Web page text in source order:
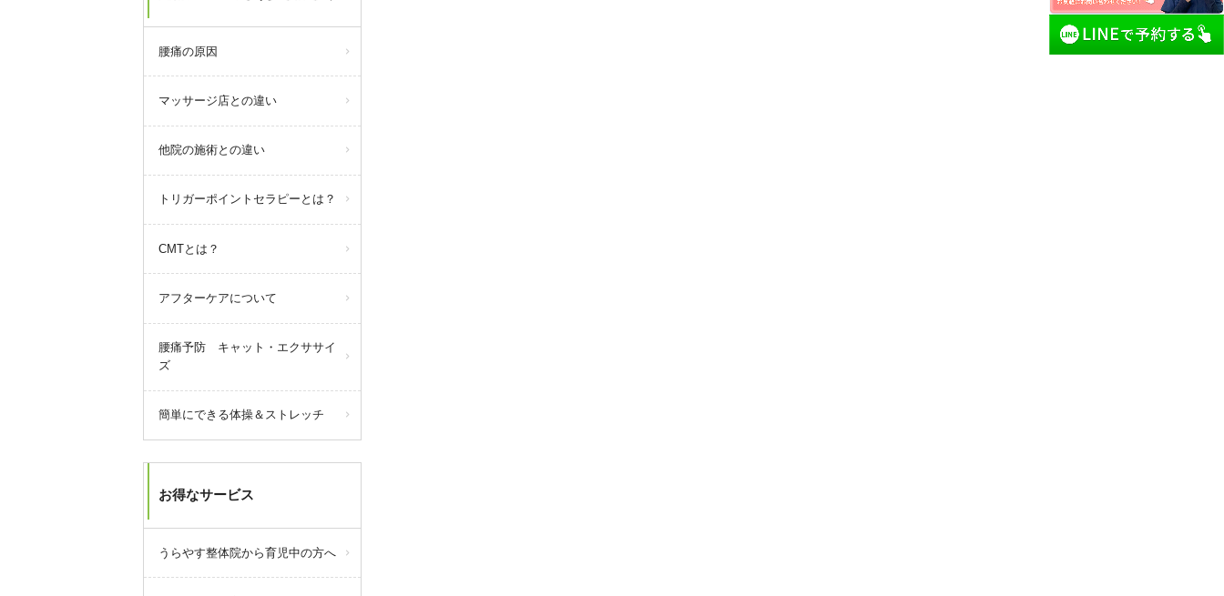
価高騰対策商品券」が当院でもご
ご利用できるのは2026年3月1日(日)
～2026年8月31日(月)。
おつりは出ません。
浦安市物価高騰対策商品券特設サ
イトはこちら
query_builder 2025年5月31日
【駐車場のご案内】
当院周辺の駐車場の減少により、
ご案内できる駐車場が減ってきて
おります。
で、なるべく当院にてご案内でき
る駐車場をご利用いただけますよ
駐車場の場所など不明な点があり
ましたら、電話にてご連絡くださ
腰痛の原因
マッサージ店との違い
他院の施術との違い
トリガーポイントセラピーとは？
CMTとは？
アフターケアについて
腰痛予防 キャット・エクササイ
ズ
簡単にできる体操＆ストレッチ
お得なサービス
うらやす整体院から育児中の方へ